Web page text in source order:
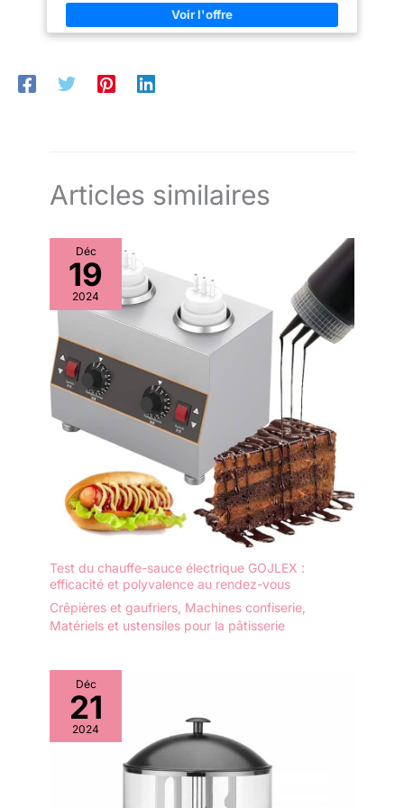
programmes et de 30
fonctions de cuisson.
Articles similaires
Déc
19
2024
Test du chauffe-sauce électrique GOJLEX :
efficacité et polyvalence au rendez-vous
Crêpières et gaufriers Machines confiserie
Matériels et ustensiles pour la pâtisserie
Déc
21
2024